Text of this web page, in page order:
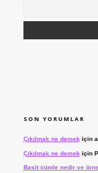
SON YORUMLAR
Çıkılmak ne demek için
Çıkılmak ne demek için
Basit cümle nedir ve